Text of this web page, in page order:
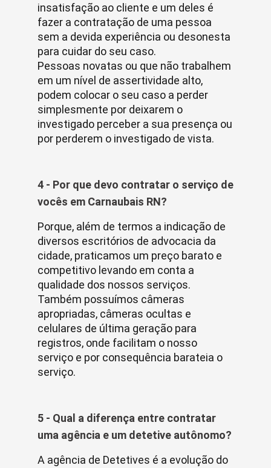
insatisfação ao cliente e um deles é
fazer a contratação de uma pessoa
sem a devida experiência ou desonesta
para cuidar do seu caso.
Pessoas novatas ou que não trabalhem
em um nível de assertividade alto,
podem colocar o seu caso a perder
simplesmente por deixarem o
investigado perceber a sua presença ou
por perderem o investigado de vista.
4 - Por que devo contratar o serviço de
vocês em Carnaubais RN?
Porque, além de termos a indicação de
diversos escritórios de advocacia da
cidade, praticamos um preço barato e
competitivo levando em conta a
qualidade dos nossos serviços.
Também possuímos câmeras
apropriadas, câmeras ocultas e
celulares de última geração para
registros, onde facilitam o nosso
serviço e por consequência barateia o
serviço.
5 - Qual a diferença entre contratar
uma agência e um detetive autônomo?
A agência de Detetives é a evolução do